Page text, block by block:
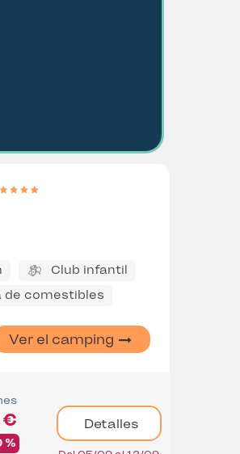
Club infantil
de comestibles
Ver el camping
€
%
Detalles